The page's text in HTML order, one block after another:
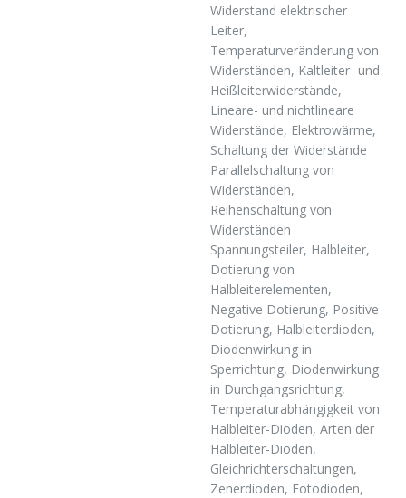
Widerstand elektrischer
Leiter,
Temperaturveränderung von
Widerständen, Kaltleiter- und
Heißleiterwiderstände,
Lineare- und nichtlineare
Widerstände, Elektrowärme,
Schaltung der Widerstände
Parallelschaltung von
Widerständen,
Reihenschaltung von
Widerständen
Spannungsteiler, Halbleiter,
Dotierung von
Halbleiterelementen,
Negative Dotierung, Positive
Dotierung, Halbleiterdioden,
Diodenwirkung in
Sperrichtung, Diodenwirkung
in Durchgangsrichtung,
Temperaturabhängigkeit von
Halbleiter-Dioden, Arten der
Halbleiter-Dioden,
Gleichrichterschaltungen,
Zenerdioden, Fotodioden,